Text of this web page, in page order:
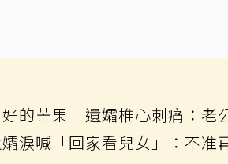
的芒果 遺孀椎心刺痛：老
淚喊「回家看兒女」：不准